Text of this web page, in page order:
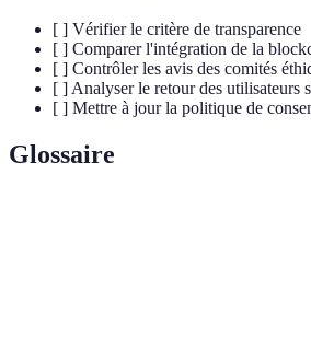
[ ] Vérifier le critère de transparence
[ ] Comparer l'intégration de la
[ ] Contrôler les avis des comités
[ ] Analyser le retour des utilisateurs
[ ] Mettre à jour la politique de
Glossaire